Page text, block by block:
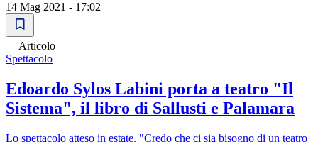
14 Mag 2021 - 17:02
Articolo
Spettacolo
Edoardo Sylos Labini porta a teatro "Il
Sistema", il libro di Sallusti e Palamara
Lo spettacolo atteso in estate. "Credo che ci sia bisogno di un teatro